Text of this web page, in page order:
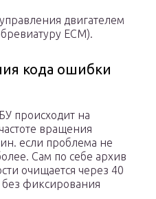
двигателем
ECM).
кода ошибки
происходит на
вращения
если проблема не
Сам по себе архив
очищается через 40
без фиксирования